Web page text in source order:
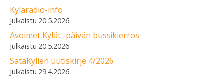
Kyläradio-info
20.5.2026
Avoimet Kylät -päivän bussikierros
20.5.2026
SataKylien uutiskirje 4/2026
29.4.2026